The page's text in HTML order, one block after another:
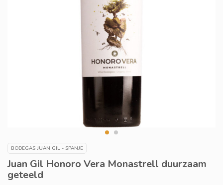
BODEGAS JUAN GIL - SPANJE
Juan Gil Honoro Vera Monastrell duurzaam
geteeld